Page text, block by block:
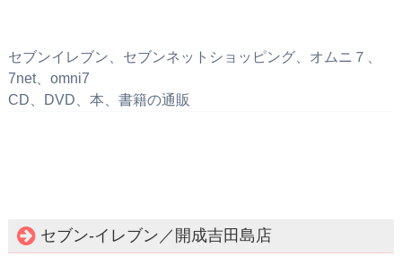
セブンイレブン、セブンネットショッピング、オムニ７、
7net、omni7
CD、DVD、本、書籍の通販
セブン‐イレブン／開成吉田島店